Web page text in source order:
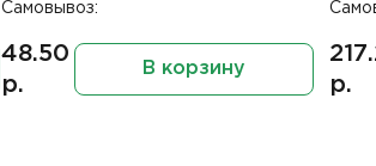
Самовывоз:
48.50
р.
В корзину
р.